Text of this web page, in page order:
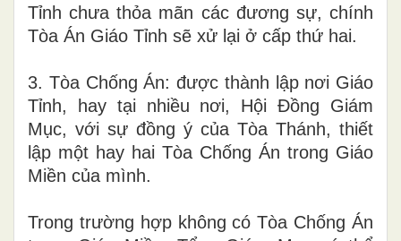
Tỉnh chưa thỏa mãn các đương sự, chính
Tòa Án Giáo Tỉnh sẽ xử lại ở cấp thứ hai.
3. Tòa Chống Án: được thành lập nơi Giáo
Tỉnh, hay tại nhiều nơi, Hội Đồng Giám
Mục, với sự đồng ý của Tòa Thánh, thiết
lập một hay hai Tòa Chống Án trong Giáo
Miền của mình.
Trong trường hợp không có Tòa Chống Án